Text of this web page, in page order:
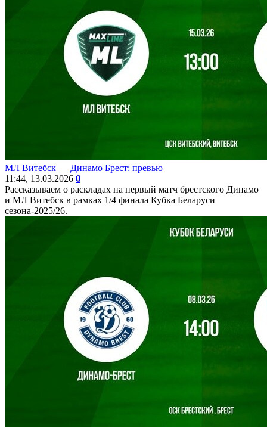
МЛ Витебск ― Динамо Брест: превью
11:44, 13.03.2026 0
Рассказываем о раскладах на первый матч брестского Динамо
и МЛ Витебск в рамках 1/4 финала Кубка Беларуси
сезона-2025/26.